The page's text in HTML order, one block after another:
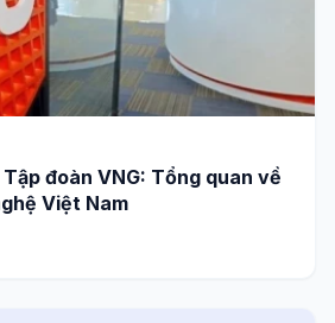
đoàn VNG: Tổng quan về
Việt Nam